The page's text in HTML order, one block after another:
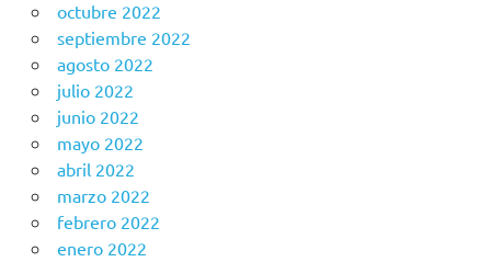
octubre 2022
septiembre 2022
agosto 2022
julio 2022
junio 2022
mayo 2022
abril 2022
marzo 2022
febrero 2022
enero 2022